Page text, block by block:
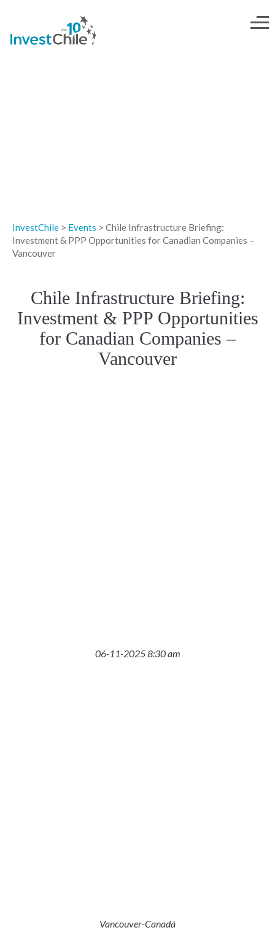
InvestChile > Events > Chile Infrastructure Briefing:
Investment & PPP Opportunities for Canadian Companies –
Vancouver
Chile Infrastructure Briefing:
Investment & PPP Opportunities
for Canadian Companies –
Vancouver
06-11-2025 8:30 am
Vancouver-Canadá